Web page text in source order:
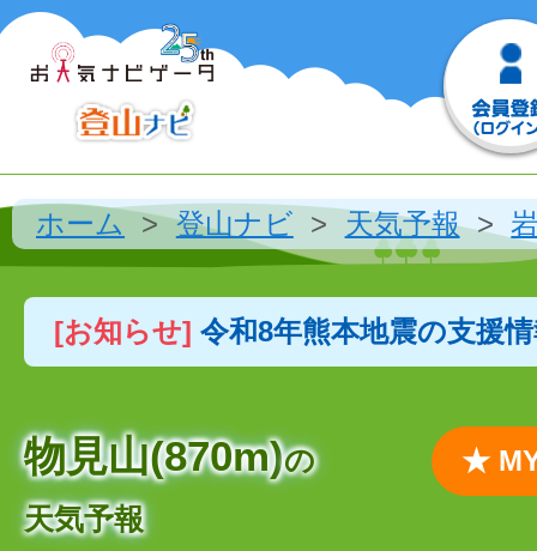
ホーム 登山ナビ 天気予報
[お知らせ] 令和8年熊本地震の支援
物見山(870m)の
天気予報
★